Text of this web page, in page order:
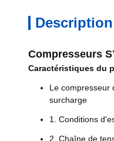
Compresseurs
Caractéristiques du
Le compresseur
surcharge
1. Conditions
2. Chaîne de